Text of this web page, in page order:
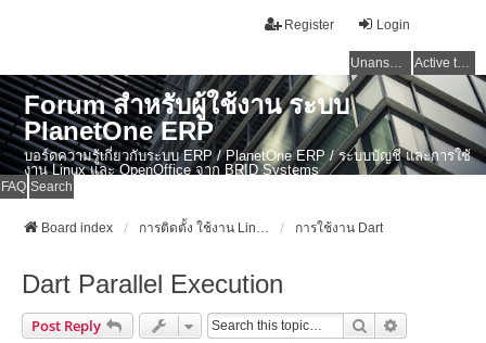
Login
Register
Unanswered topics Active topics
Forum สำหรับผู้ใช้งาน ระบบ
PlanetOne ERP
บอร์ดความรู้เกี่ยวกับระบบ ERP / PlanetOne ERP / ระบบบัญชี และการใช้
งาน Linux และ OpenOffice จาก BRID Systems
FAQ Search
Board index การติดตั้ง ใช้งาน Linux, OSX และ OpenSource Softwares การใช้งาน Dart
Dart Parallel Execution
Post Reply Search